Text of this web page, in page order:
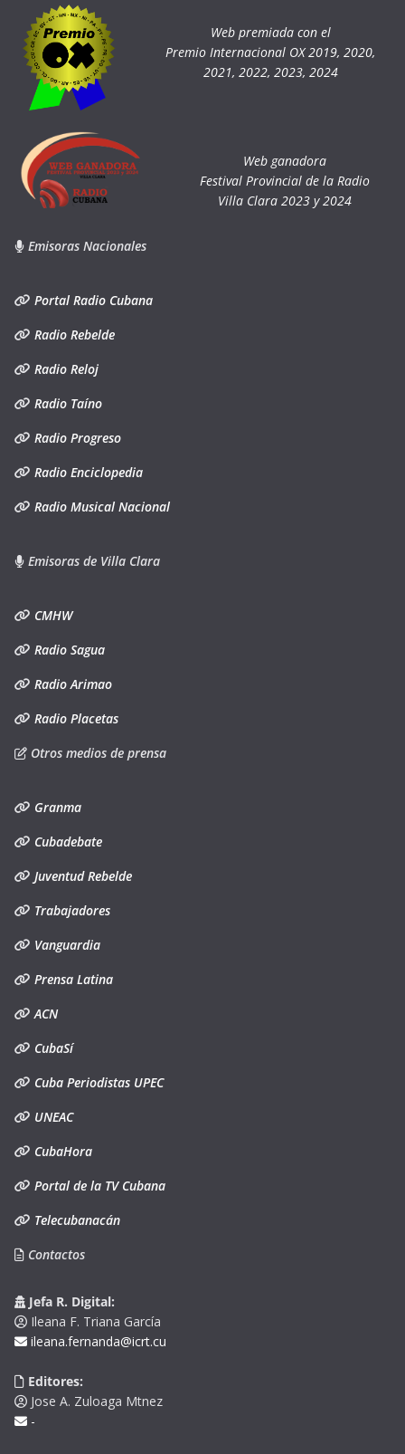
Web premiada con el
Premio Internacional OX 2019, 2020,
2021, 2022, 2023, 2024
Web ganadora
Festival Provincial de la Radio
Villa Clara 2023 y 2024
Emisoras Nacionales
Portal Radio Cubana
Radio Rebelde
Radio Reloj
Radio Taíno
Radio Progreso
Radio Enciclopedia
Radio Musical Nacional
Emisoras de Villa Clara
CMHW
Radio Sagua
Radio Arimao
Radio Placetas
Otros medios de prensa
Granma
Cubadebate
Juventud Rebelde
Trabajadores
Vanguardia
Prensa Latina
ACN
CubaSí
Cuba Periodistas UPEC
UNEAC
CubaHora
Portal de la TV Cubana
Telecubanacán
Contactos
Jefa R. Digital:
Ileana F. Triana García
ileana.fernanda@icrt.cu
Editores:
Jose A. Zuloaga Mtnez
-